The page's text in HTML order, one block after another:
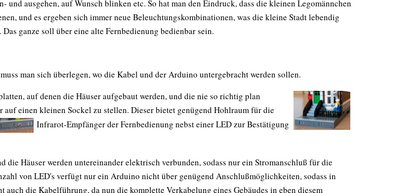
und ausgehen, auf Wunsch blinken etc. So hat man den Eindruck, dass die kleinen Legomännchen
und es ergeben sich immer neue Beleuchtungskombinationen, was die kleine Stadt lebendig
ganze soll über eine alte Fernbedienung bedienbar sein.
man sich überlegen, wo die Kabel und der Arduino untergebracht werden sollen.
auf denen die Häuser aufgebaut werden, und die nie so richtig plan
auf einen kleinen Sockel zu stellen. Dieser bietet genügend Hohlraum für die
Infrarot-Empfänger der Fernbedienung nebst einer LED zur Bestätigung
die Häuser werden untereinander elektrisch verbunden, sodass nur ein Stromanschluß für die
von LED's verfügt nur ein Arduino nicht über genügend Anschlußmöglichkeiten, sodass in
die Kabelführung, da nun die komplette Verkabelung eines Gebäudes in eben diesem